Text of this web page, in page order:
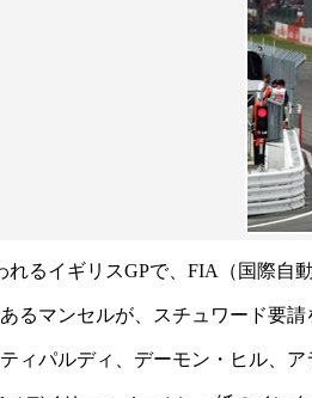
るイギリスGPで、FIA（国際自
るマンセルが、スチュワード要
ィパルディ、デーモン・ヒル、